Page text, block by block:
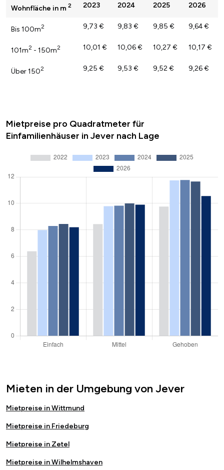
Wohnfläche in m 2 2023 2024 2025 2026
Bis 100m2 9,73 € 9,83 € 9,85 € 9,64 €
101m2 - 150m2 10,01 € 10,06 € 10,27 € 10,17 €
Über 1502 9,25 € 9,53 € 9,52 € 9,26 €
Mietpreise pro Quadratmeter für
Einfamilienhäuser in Jever nach Lage
Mieten in der Umgebung von Jever
Mietpreise in Wittmund
Mietpreise in Friedeburg
Mietpreise in Zetel
Mietpreise in Wilhelmshaven